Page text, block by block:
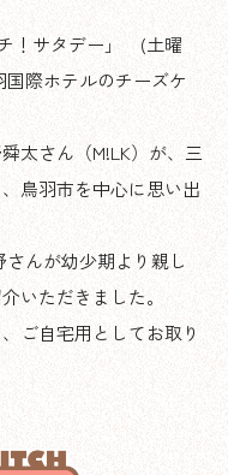
！サタデー」 (土曜
際ホテルのチーズケ
太さん（M!LK）が、三
鳥羽市を中心に思い出
んが幼少期より親し
いただきました。
ご自宅用としてお取り